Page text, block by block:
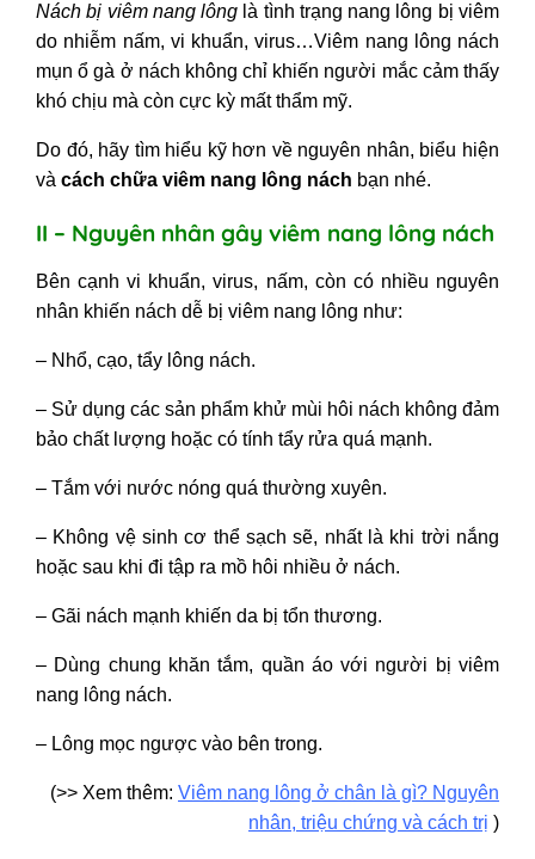
Nách bị viêm nang lông là tình trạng nang lông bị viêm
do nhiễm nấm, vi khuẩn, virus…Viêm nang lông nách
mụn ổ gà ở nách không chỉ khiến người mắc cảm thấy
khó chịu mà còn cực kỳ mất thẩm mỹ.
Do đó, hãy tìm hiểu kỹ hơn về nguyên nhân, biểu hiện
và cách chữa viêm nang lông nách bạn nhé.
II – Nguyên nhân gây viêm nang lông nách
Bên cạnh vi khuẩn, virus, nấm, còn có nhiều nguyên
nhân khiến nách dễ bị viêm nang lông như:
– Nhổ, cạo, tẩy lông nách.
– Sử dụng các sản phẩm khử mùi hôi nách không đảm
bảo chất lượng hoặc có tính tẩy rửa quá mạnh.
– Tắm với nước nóng quá thường xuyên.
– Không vệ sinh cơ thể sạch sẽ, nhất là khi trời nắng
hoặc sau khi đi tập ra mồ hôi nhiều ở nách.
– Gãi nách mạnh khiến da bị tổn thương.
– Dùng chung khăn tắm, quần áo với người bị viêm
nang lông nách.
– Lông mọc ngược vào bên trong.
(>> Xem thêm: Viêm nang lông ở chân là gì? Nguyên
nhân, triệu chứng và cách trị )